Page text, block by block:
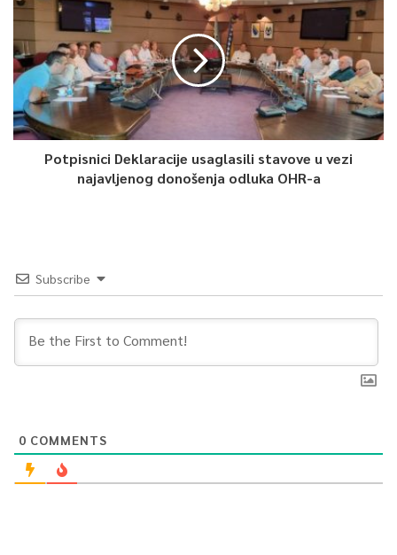
Potpisnici Deklaracije usaglasili stavove u vezi
najavljenog donošenja odluka OHR-a
Subscribe
0 COMMENTS